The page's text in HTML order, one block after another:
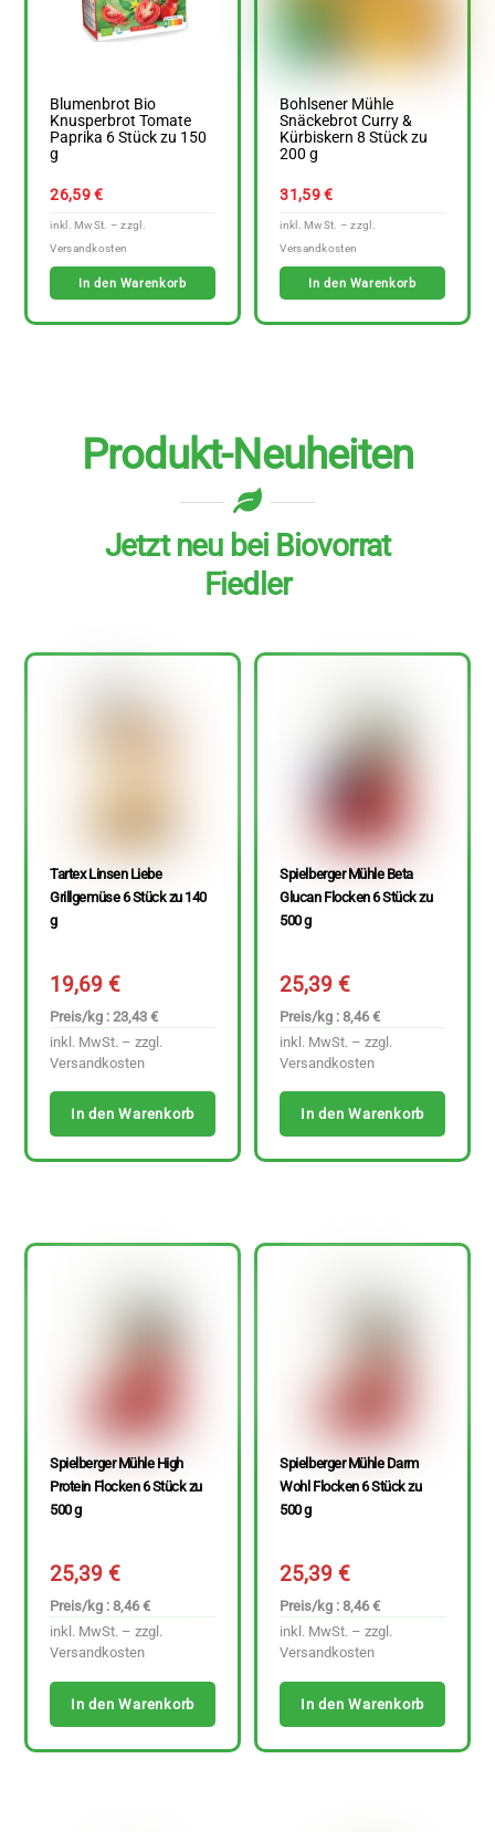
Blumenbrot Bio
Knusperbrot Tomate
Paprika 6 Stück zu 150
g
26,59€
In den Warenkorb
Bohlsener Mühle
Snäckebrot Curry &
Kürbiskern 8 Stück zu
200 g
31,59€
In den Warenkorb
Produkt-Neuheiten
Jetzt neu bei Biovorrat
Fiedler
Tartex Linsen Liebe
Grillgemüse 6 Stück zu 140
g
19,69€
Preis/kg : 23,43 €
inkl. MwSt. – zzgl.
Versandkosten
In den Warenkorb
Spielberger Mühle Beta
Glucan Flocken 6 Stück zu
500 g
25,39€
Preis/kg : 8,46 €
inkl. MwSt. – zzgl.
Versandkosten
In den Warenkorb
Spielberger Mühle High
Protein Flocken 6 Stück zu
500 g
25,39€
Preis/kg : 8,46 €
inkl. MwSt. – zzgl.
Versandkosten
In den Warenkorb
Spielberger Mühle Darm
Wohl Flocken 6 Stück zu
500 g
25,39€
Preis/kg : 8,46 €
inkl. MwSt. – zzgl.
Versandkosten
In den Warenkorb